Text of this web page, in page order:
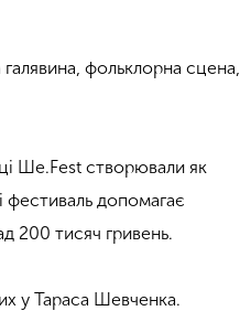
фольклорна сцена,
Ше.Fest створювали як
фестиваль допомагає
200 тисяч гривень.
у Тараса Шевченка.